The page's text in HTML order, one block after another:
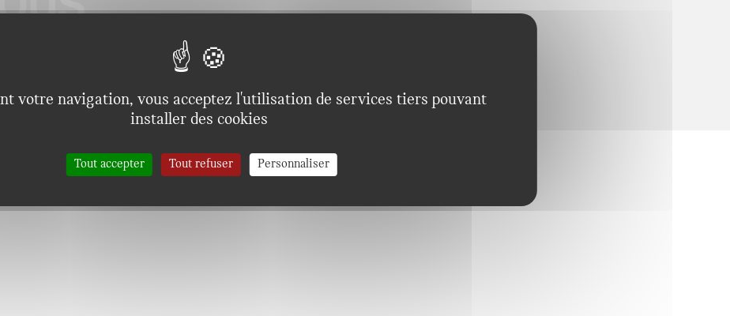
votre navigation, vous acceptez l'utilisation de services tiers pouvant
installer des cookies
Tout accepter Tout refuser Personnaliser